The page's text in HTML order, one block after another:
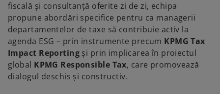
fiscală și consultanță oferite zi de zi, echipa
propune abordări specifice pentru ca managerii
departamentelor de taxe să contribuie activ la
agenda ESG – prin instrumente precum KPMG Tax
Impact Reporting și prin implicarea în proiectul
global KPMG Responsible Tax, care promovează
dialogul deschis și constructiv.